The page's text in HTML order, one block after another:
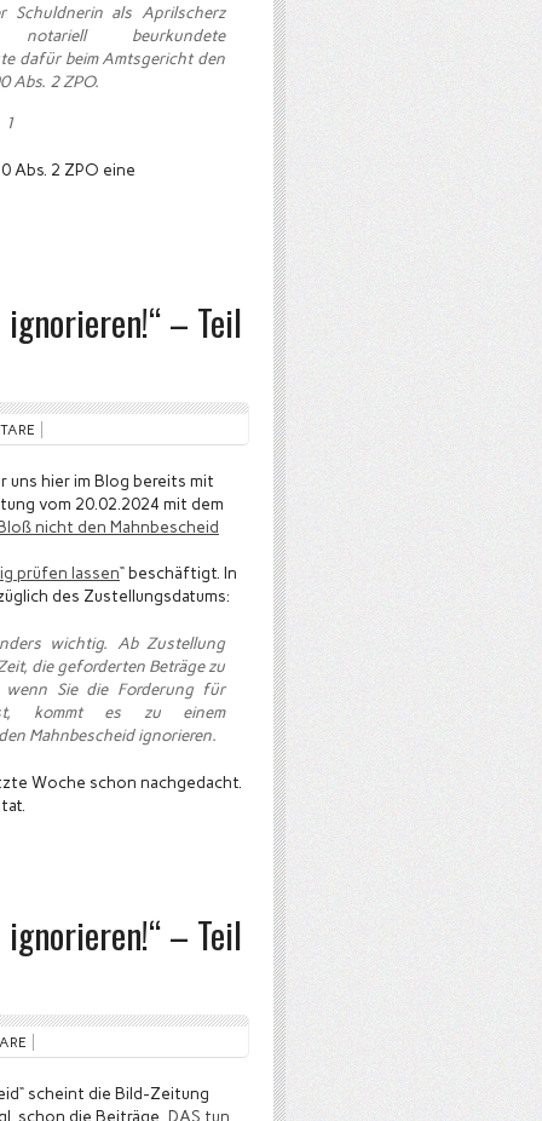
Schuldnerin als Aprilscherz
beurkundete
dafür beim Amtsgericht den
Abs. 2 ZPO.
1
Abs. 2 ZPO eine
– Teil
uns hier im Blog bereits mit
vom 20.02.2024 mit dem
nicht den Mahnbescheid
prüfen lassen“ beschäftigt. In
des Zustellungsdatums:
wichtig. Ab Zustellung
die geforderten Beträge zu
wenn Sie die Forderung für
kommt es zu einem
Mahnbescheid ignorieren.
Woche schon nachgedacht.
– Teil
scheint die Bild-Zeitung
schon die Beiträge „ DAS tun